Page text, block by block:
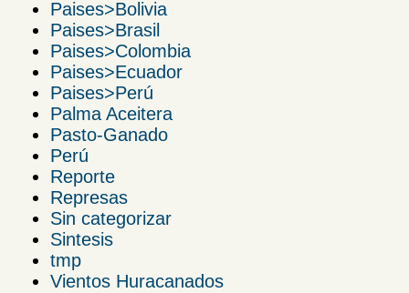
Paises>Bolivia
Paises>Brasil
Paises>Colombia
Paises>Ecuador
Paises>Perú
Palma Aceitera
Pasto-Ganado
Perú
Reporte
Represas
Sin categorizar
Sintesis
tmp
Vientos Huracanados